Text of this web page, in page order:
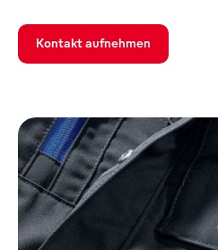
Kontakt aufnehmen